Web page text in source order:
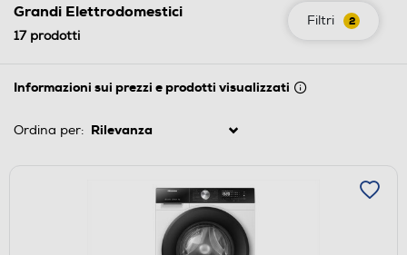
Filtri 2
Grandi Elettrodomestici
17prodotti
Informazioni sui prezzi e prodotti visualizzati
Ordina per: